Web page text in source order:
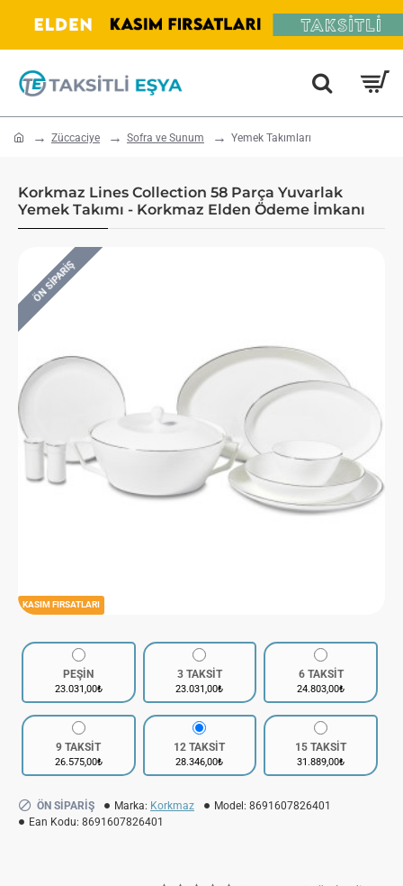
home Züccaciye Sofra ve Sunum Yemek Takımları
Korkmaz Lines Collection 58 Parça Yuvarlak
Yemek Takımı - Korkmaz Elden Ödeme İmkanı
KASIM FIRSATLARI
ÖN SIPARIŞ
PEŞİN
23.031,00₺
3 TAKSİT
23.031,00₺
6 TAKSİT
24.803,00₺
9 TAKSİT
26.575,00₺
12 TAKSİT
28.346,00₺
15 TAKSİT
31.889,00₺
ÖN SIPARIŞ Marka: Korkmaz Model: 8691607826401
Ean Kodu: 8691607826401